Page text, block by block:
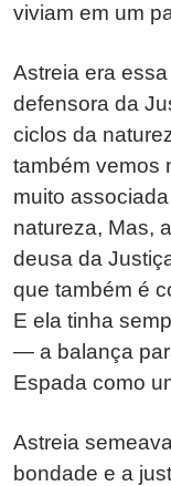
viviam em um
Astreia era
defensora da
ciclos da
também vemos
muito
natureza, Mas,
deusa da
que também é
E ela tinha
— a balança
Espada como
Astreia
bondade e a